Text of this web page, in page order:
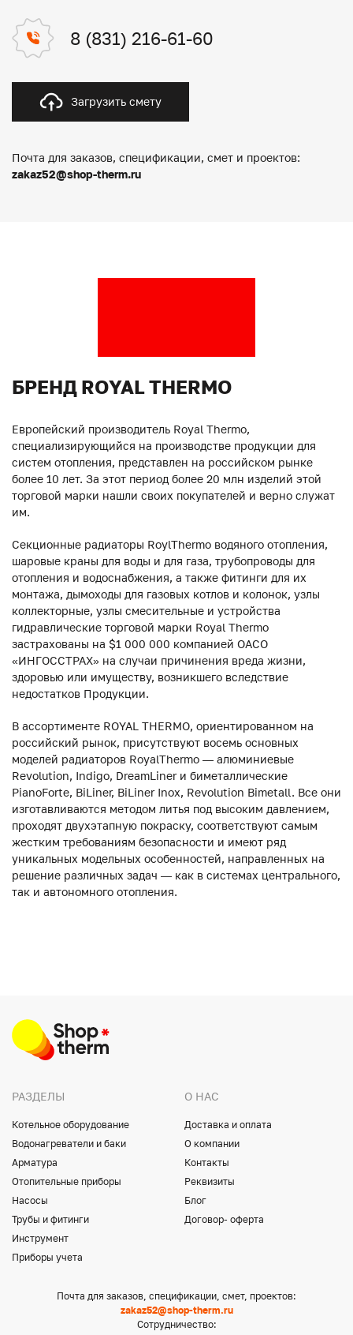
8 (831) 216-61-60
Загрузить смету
Почта для заказов, спецификации, смет и проектов:
zakaz52@shop-therm.ru
БРЕНД ROYAL THERMO
Европейский производитель Royal Thermo,
специализирующийся на производстве продукции для
систем отопления, представлен на российском рынке
более 10 лет. За этот период более 20 млн изделий этой
торговой марки нашли своих покупателей и верно служат
им.
Секционные радиаторы RoylThermo водяного отопления,
шаровые краны для воды и для газа, трубопроводы для
отопления и водоснабжения, а также фитинги для их
монтажа, дымоходы для газовых котлов и колонок, узлы
коллекторные, узлы смесительные и устройства
гидравлические торговой марки Royal Thermo
застрахованы на $1 000 000 компанией ОАСО
«ИНГОССТРАХ» на случаи причинения вреда жизни,
здоровью или имуществу, возникшего вследствие
недостатков Продукции.
В ассортименте ROYAL THERMO, ориентированном на
российский рынок, присутствуют восемь основных
моделей радиаторов RoyalThermo — алюминиевые
Revolution, Indigo, DreamLiner и биметаллические
PianoForte, BiLiner, BiLiner Inox, Revolution Bimetall. Все они
изготавливаются методом литья под высоким давлением,
проходят двухэтапную покраску, соответствуют самым
жестким требованиям безопасности и имеют ряд
уникальных модельных особенностей, направленных на
решение различных задач — как в системах центрального,
так и автономного отопления.
РАЗДЕЛЫ
Котельное оборудование
Водонагреватели и баки
Арматура
Отопительные приборы
Насосы
Трубы и фитинги
Инструмент
Приборы учета
О НАС
Доставка и оплата
О компании
Контакты
Реквизиты
Блог
Договор- оферта
Почта для заказов, спецификации, смет, проектов:
zakaz52@shop-therm.ru
Сотрудничество: